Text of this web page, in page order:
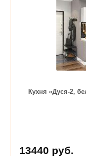
Кухня «Дуся-2,
13440 руб.